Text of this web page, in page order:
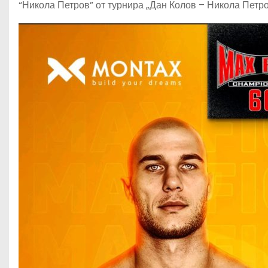
“Никола Петров” от турнира „Дан Колов – Никола